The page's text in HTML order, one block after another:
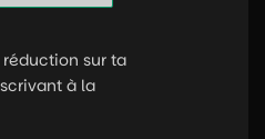
réduction sur ta
à la